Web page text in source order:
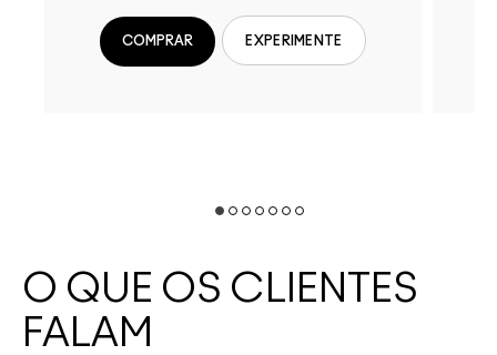
COMPRAR EXPERIMENTE
O QUE OS CLIENTES
FALAM